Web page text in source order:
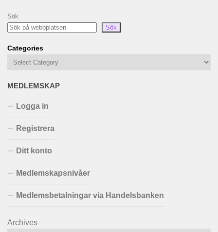
Sök
Sök
Categories
MEDLEMSKAP
Logga in
Registrera
Ditt konto
Medlemskapsnivåer
Medlemsbetalningar via Handelsbanken
Archives